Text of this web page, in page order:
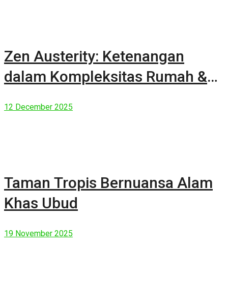
Zen Austerity: Ketenangan
dalam Kompleksitas Rumah &
12 December 2025
Taman Tropis Bernuansa Alam
Khas Ubud
19 November 2025